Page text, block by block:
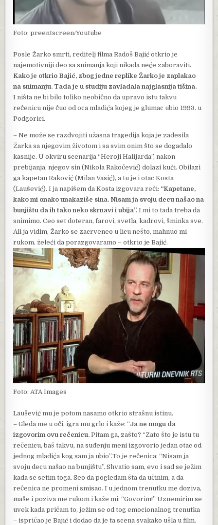
Foto: preentscreen/Youtube
Posle Žarko smrti, reditelj filma Radoš Bajić otkrio je
najemotivniji deo sa snimanja koji nikada neće zaboraviti.
Kako je otkrio Bajić, zbog jedne replike Žarko je zaplakao
na snimanju. Tada je u studiju zavladala najglasnija tišina.
I ništa ne bi bilo toliko neobično da upravo istu takvu
rečenicu nije čuo od oca mladića kojeg je glumac ubio 1993. u
Podgorici.
– Ne može se razdvojiti užasna tragedija koja je zadesila
Žarka sa njegovim životom i sa svim onim što se događalo
kasnije. U okviru scenarija “Heroji Halijarda”, nakon
prebijanja, njegov sin (Nikola Rakočević) dolazi kući. Obilazi
ga kapetan Raković (Milan Vasić), a tu je i otac Kosta
(Laušević). I ja napišem da Kosta izgovara reči: “Kapetane,
kako mi onako unakaziše sina. Nisam ja svoju decu našao na
bunjištu da ih tako neko skrnavi i ubija”. I mi to tada treba da
snimimo. Ceo set doteran, farovi, svetla, kadrovi, šminka sve.
Ali ja vidim, Žarko se zacrveneo u licu nešto, mahnuo mi
rukom, želeći da porazgovaramo – otkrio je Bajić.
Foto: ATA Images
Laušević mu je potom nasamo otkrio strašnu istinu.
– Gleda me u oči, igra mu grlo i kaže: “Ja ne mogu da
izgovorim ovu rečenicu. Pitam ga, zašto? “Zato što je istu tu
rečenicu, baš takvu, na suđenju meni izgovorio jedan otac od
jednog mladića kog sam ja ubio”.To je rečenica: “Nisam ja
svoju decu našao na bunjištu”. Shvatio sam, evo i sad se ježim
kada se setim toga. Seo da pogledam šta da učinim, a da
rečenica ne promeni smisao. I u jednom trenutku me doziva,
maše i poziva me rukom i kaže mi: “Govorim!” Uznemirim se
uvek kada pričam to, ježim se od tog emocionalnog trenutka
– ispričao je Bajić i dodao da je ta scena svakako ušla u film.